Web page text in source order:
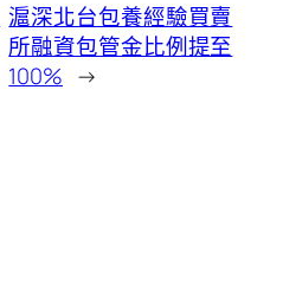
滬深北台包養經驗買賣
所融資包管金比例提至
100% →